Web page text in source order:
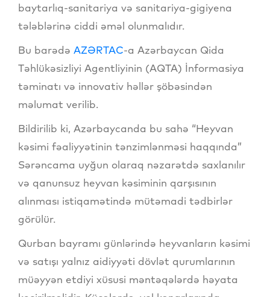
baytarlıq-sanitariya və sanitariya-gigiyena
tələblərinə ciddi əməl olunmalıdır.
Bu barədə AZƏRTAC-a Azərbaycan Qida
Təhlükəsizliyi Agentliyinin (AQTA) İnformasiya
təminatı və innovativ həllər şöbəsindən
məlumat verilib.
Bildirilib ki, Azərbaycanda bu sahə “Heyvan
kəsimi fəaliyyətinin tənzimlənməsi haqqında”
Sərəncama uyğun olaraq nəzarətdə saxlanılır
və qanunsuz heyvan kəsiminin qarşısının
alınması istiqamətində mütəmadi tədbirlər
görülür.
Qurban bayramı günlərində heyvanların kəsimi
və satışı yalnız aidiyyəti dövlət qurumlarının
müəyyən etdiyi xüsusi məntəqələrdə həyata